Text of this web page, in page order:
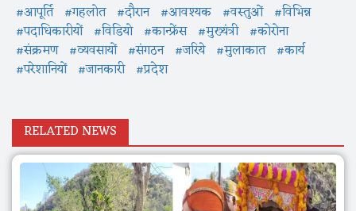
#आपूर्ति #गहलोत #दौरान #आवश्यक #वस्तुओं #विभिन्न
#पदाधिकारीयों #विडियो #कान्फ्रेंस #मुख्यंत्री #कोरोना
#संक्रमण #व्यवसायों #संगठन #जरिये #मुलाकात #कार्य
#परेशानियों #जानकारी #प्रदेश
RELATED NEWS